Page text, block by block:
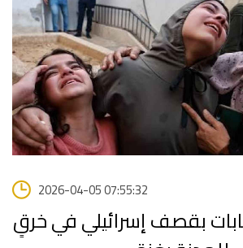
2026-04-05 07:55:32
بقصف إسرائيلي في خرقٍ